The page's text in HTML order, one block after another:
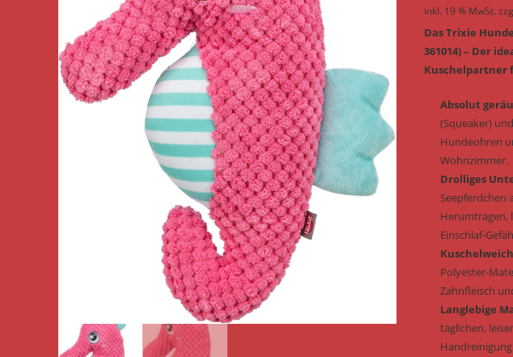
inkl. 19 % MwSt.
Das Trixie
361014) – Der
Kuschelpartner
Absolut
(Squeaker)
Hundeohren
Wohnzimmer.
Drolliges
Seepferdchen
Herumtragen,
Einschlaf-
Polyester-
Zahnfleisch
Langlebige
täglichen,